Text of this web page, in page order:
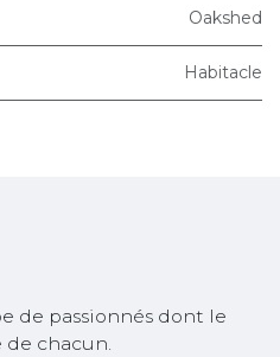
Oakshed
Habitacle
de passionnés dont le
chacun.